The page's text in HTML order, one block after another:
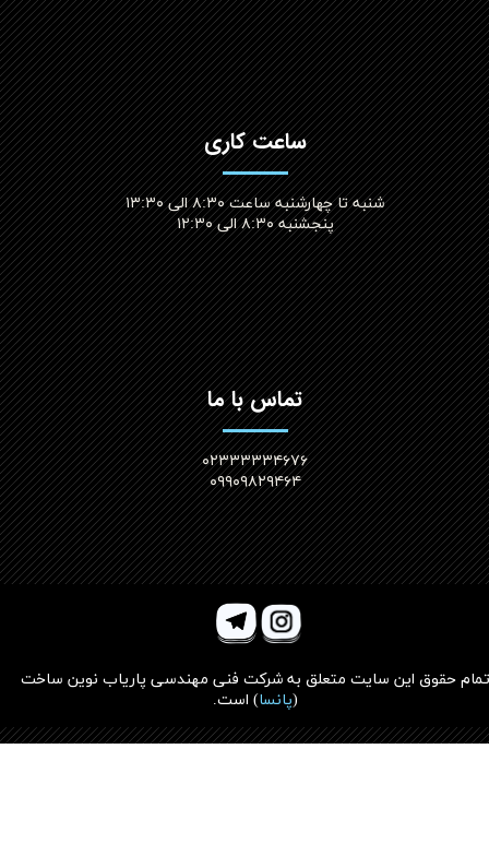
ساعت کاری
شنبه تا چهارشنبه ساعت ۸:۳۰ الی ۱۳:۳۰
پنجشنبه ۸:۳۰ الی ۱۲:۳۰​​​​​​​
تماس با ما
۰۲۳۳۳۳۳۴۶۷۶
۰۹۹۰۹۸۲۹۴۶۴
تمام حقوق این سایت متعلق به شرکت فنی مهندسی پاریاب نوین ساخت
(پانسا) است.